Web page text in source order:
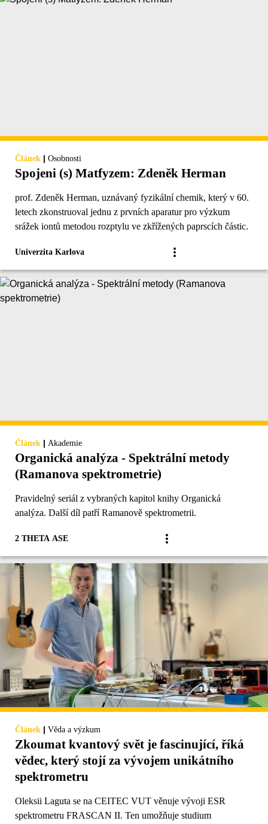
Článek | Osobnosti
Spojeni (s) Matfyzem: Zdeněk Herman
prof. Zdeněk Herman, uznávaný fyzikální chemik, který v 60.
letech zkonstruoval jednu z prvních aparatur pro výzkum
srážek iontů metodou rozptylu ve zkřížených paprscích částic.
Univerzita Karlova
Článek | Akademie
Organická analýza - Spektrální metody
(Ramanova spektrometrie)
Pravidelný seriál z vybraných kapitol knihy Organická
analýza. Další díl patří Ramanově spektrometrii.
2 THETA ASE
Článek | Věda a výzkum
Zkoumat kvantový svět je fascinující, říká
vědec, který stojí za vývojem unikátního
spektrometru
Oleksii Laguta se na CEITEC VUT věnuje vývoji ESR
spektrometru FRASCAN II. Ten umožňuje studium